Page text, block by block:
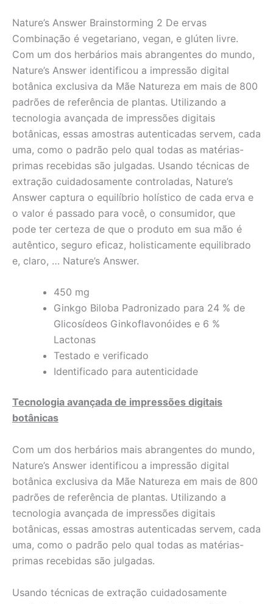
Nature’s Answer Brainstorming 2 De ervas
Combinação é vegetariano, vegan, e glúten livre.
Com um dos herbários mais abrangentes do mundo,
Nature’s Answer identificou a impressão digital
botânica exclusiva da Mãe Natureza em mais de 800
padrões de referência de plantas. Utilizando a
tecnologia avançada de impressões digitais
botânicas, essas amostras autenticadas servem, cada
uma, como o padrão pelo qual todas as matérias-
primas recebidas são julgadas. Usando técnicas de
extração cuidadosamente controladas, Nature’s
Answer captura o equilíbrio holístico de cada erva e
o valor é passado para você, o consumidor, que
pode ter certeza de que o produto em sua mão é
autêntico, seguro eficaz, holisticamente equilibrado
e, claro, … Nature’s Answer.
450 mg
Ginkgo Biloba Padronizado para 24 % de
Glicosídeos Ginkoflavonóides e 6 %
Lactonas
Testado e verificado
Identificado para autenticidade
Tecnologia avançada de impressões digitais
botânicas
Com um dos herbários mais abrangentes do mundo,
Nature’s Answer identificou a impressão digital
botânica exclusiva da Mãe Natureza em mais de 800
padrões de referência de plantas. Utilizando a
tecnologia avançada de impressões digitais
botânicas, essas amostras autenticadas servem, cada
uma, como o padrão pelo qual todas as matérias-
primas recebidas são julgadas.
Usando técnicas de extração cuidadosamente